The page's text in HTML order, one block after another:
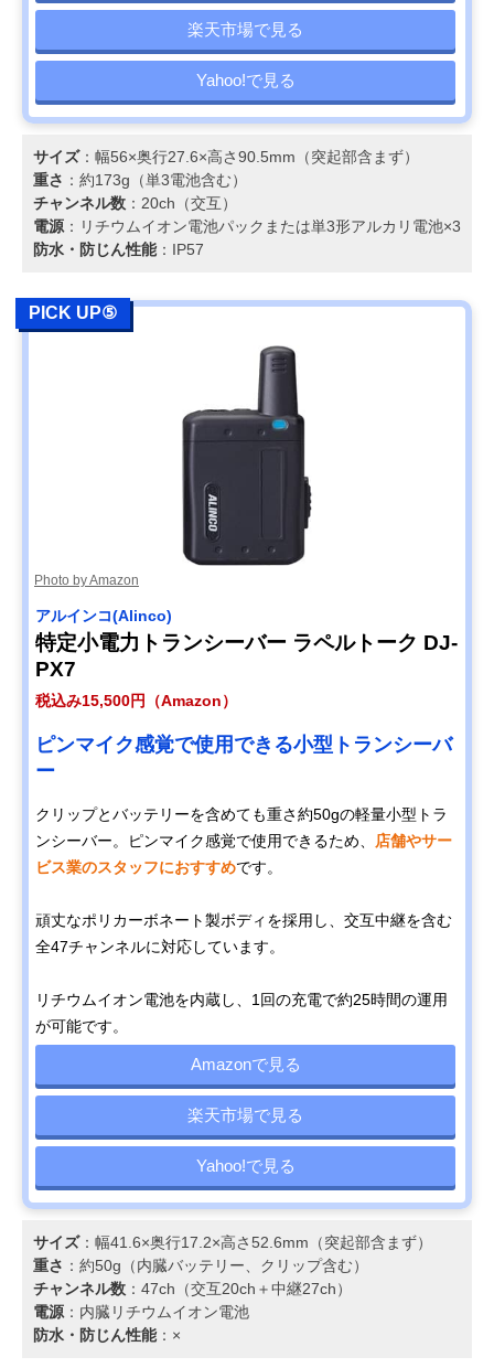
楽天市場で見る
Yahoo!で見る
サイズ：幅56×奥行27.6×高さ90.5mm（突起部含まず）
重さ ：約173g（単3電池含む）
チャンネル数 ：20ch（交互）
電源 ：リチウムイオン電池パックまたは単3形アルカリ電池×3
防水・防じん性能：IP57
PICK UP⑤
Photo by Amazon
アルインコ(Alinco)
特定小電力トランシーバー ラペルトーク DJ-
PX7
税込み15,500円（Amazon）
ピンマイク感覚で使用できる小型トランシーバ
ー
クリップとバッテリーを含めても重さ約50gの軽量小型トラ
ンシーバー。ピンマイク感覚で使用できるため、
店舗やサー
ビス業のスタッフにおすすめです。
頑丈なポリカーボネート製ボディを採用し、交互中継を含む
全47チャンネルに対応しています。
リチウムイオン電池を内蔵し、1回の充電で約25時間の運用
が可能です。
Amazonで見る
楽天市場で見る
Yahoo!で見る
サイズ：幅41.6×奥行17.2×高さ52.6mm（突起部含まず）
重さ ：約50g（内臓バッテリー、クリップ含む）
チャンネル数 ：47ch（交互20ch＋中継27ch）
電源 ：内臓リチウムイオン電池
防水・防じん性能：×